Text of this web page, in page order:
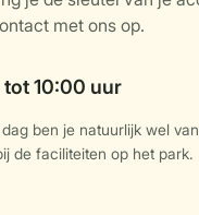
ben je natuurlijk wel van
de faciliteiten op het park.